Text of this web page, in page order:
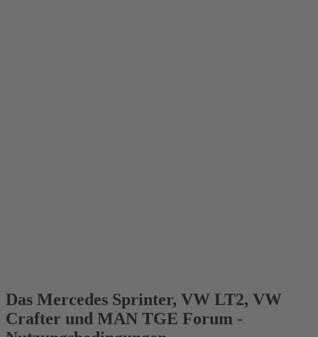
Das Mercedes Sprinter, VW LT2, VW
Crafter und MAN TGE Forum -